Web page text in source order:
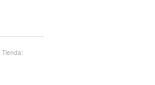
Tienda: